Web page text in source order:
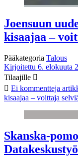
Joensuun
kisaajaa –
Pääkategoria Talous
Kirjoitettu 6. elokuuta
Tilaajille
Ei kommentteja
kisaajaa – voittaja
Skanska-